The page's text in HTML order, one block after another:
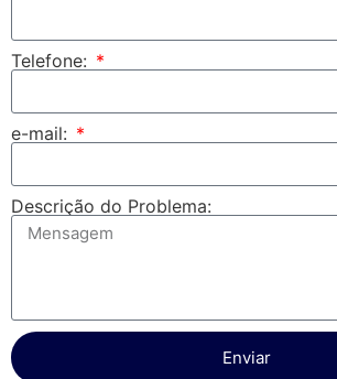
Telefone:
e-mail:
Descrição do Problema:
Enviar